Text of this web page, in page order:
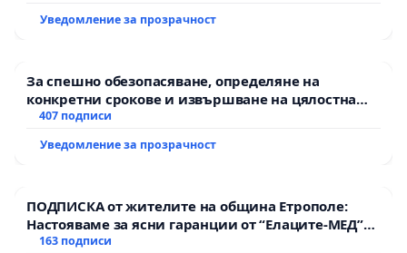
Уведомление за прозрачност
За спешно обезопасяване, определяне на
конкретни срокове и извършване на цялостна
рехабилитация на републиканския път между
Мирово - к.к. Момин проход
407 подписи
Уведомление за прозрачност
ПОДПИСКА от жителите на община Етрополе:
Настояваме за ясни гаранции от “Елаците-МЕД”
АД и от държавата, че ще се изпълнят всички
163 подписи